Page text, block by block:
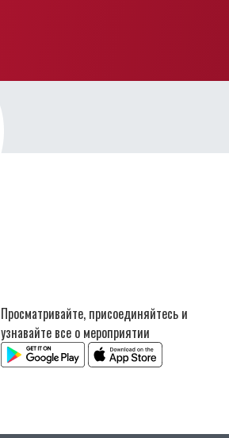
Просматривайте, присоединяйтесь и
узнавайте все о мероприятии